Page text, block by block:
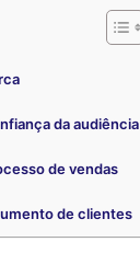
da audiência
de vendas
de clientes